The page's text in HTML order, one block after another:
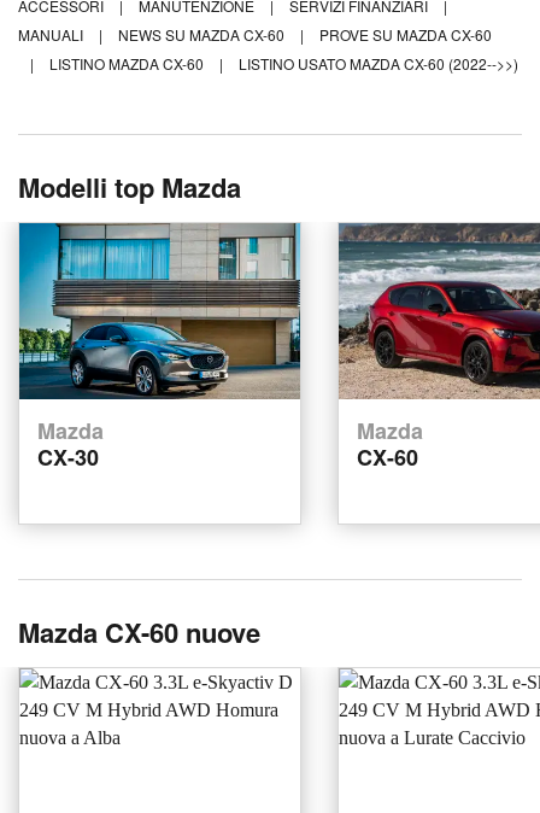
ACCESSORI
| MANUTENZIONE | SERVIZI FINANZIARI
|
MANUALI
| NEWS SU MAZDA CX-60 |
PROVE SU MAZDA CX-60
|
LISTINO MAZDA CX-60 | LISTINO USATO MAZDA CX-60 (2022-->>)
Modelli top Mazda
Mazda
CX-30
Mazda
CX-60
Mazda CX-60 nuove